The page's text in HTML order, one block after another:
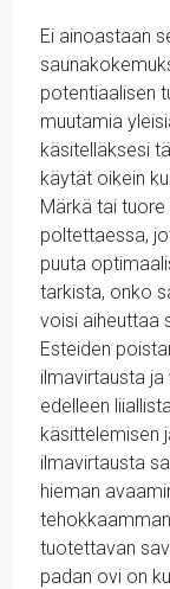
Ei ainoastaan
potentiaalisen
muutamia
käsitelläksesi
käytät oikein
Märkä tai
poltettaessa,
puuta
tarkista, onko
voisi aiheuttaa
Esteiden
ilmavirtausta
edelleen
käsittelemisen
ilmavirtausta
hieman
tuotettavan
padan ovi on